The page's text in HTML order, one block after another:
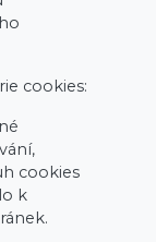
cookies:
cookies
k